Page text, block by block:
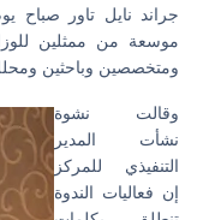
موسعة من ممثلين
ومتخصصين وباحثين
وقالت نشوة
نشأت المدير
التنفيذي للمركز
إن فعاليات الندوة